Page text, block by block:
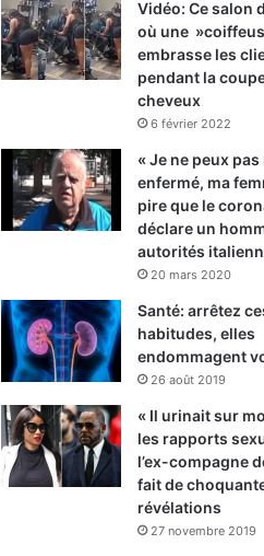
Vidéo: Ce salon
où une
embrasse les
pendant la
cheveux
6 février 2022
« Je ne peux
enfermé, ma
pire que le
déclare un
autorités
20 mars 2020
Santé: arrêtez
habitudes, elles
endommagent
26 août 2019
« Il urinait sur
les rapports
l’ex-compagne
fait de
révélations
27 novembre 2019